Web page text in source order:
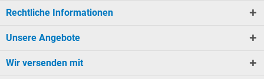
Rechtliche Informationen
Unsere Angebote
Wir versenden mit